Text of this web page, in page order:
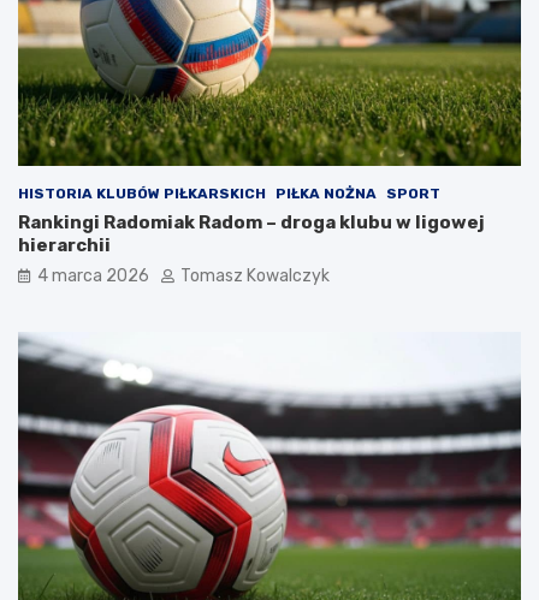
HISTORIA KLUBÓW PIŁKARSKICH PIŁKA NOŻNA SPORT
Rankingi Radomiak Radom – droga klubu w ligowej
hierarchii
4 marca 2026 Tomasz Kowalczyk